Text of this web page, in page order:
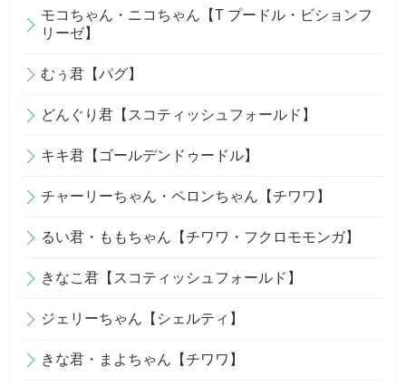
モコちゃん・ニコちゃん【T プードル・ビションフ
リーゼ】
むぅ君【パグ】
どんぐり君【スコティッシュフォールド】
キキ君【ゴールデンドゥードル】
チャーリーちゃん・ペロンちゃん【チワワ】
るい君・ももちゃん【チワワ・フクロモモンガ】
きなこ君【スコティッシュフォールド】
ジェリーちゃん【シェルティ】
きな君・まよちゃん【チワワ】